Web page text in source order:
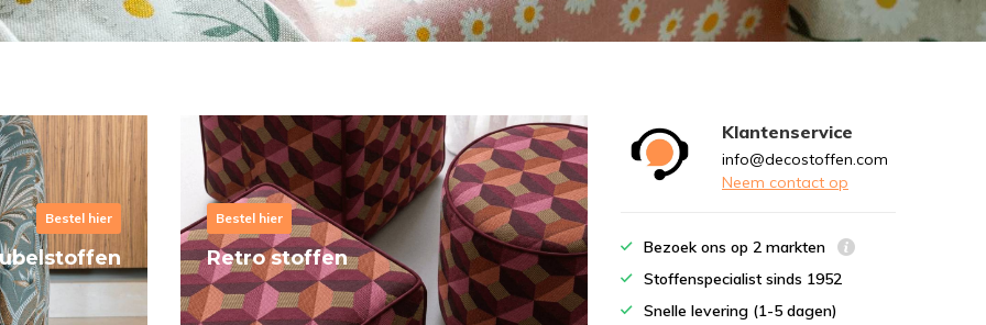
Bestel hier
Bestel hier
Bestel hier
Retro stoffen
Klantenservice
info@decostoffen.com
Neem contact op
Bezoek ons op 2 markten
Stoffenspecialist sinds 1952
Snelle levering (1-5 dagen)